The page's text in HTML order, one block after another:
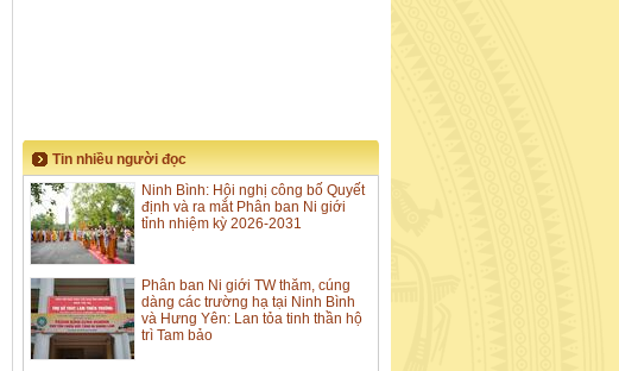
Tin nhiều người đọc
Ninh Bình: Hội nghị công bố Quyết
định và ra mắt Phân ban Ni giới
tỉnh nhiệm kỳ 2026-2031
Phân ban Ni giới TW thăm, cúng
dàng các trường hạ tại Ninh Bình
và Hưng Yên: Lan tỏa tinh thần hộ
trì Tam bảo